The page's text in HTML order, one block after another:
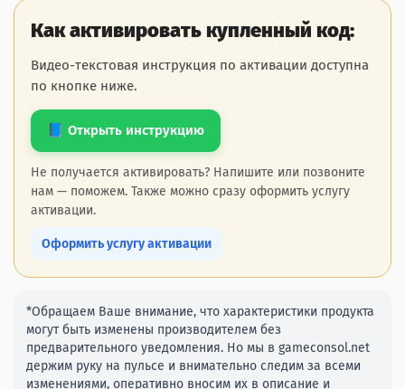
Как активировать купленный код:
Видео-текстовая инструкция по активации доступна
по кнопке ниже.
📘 Открыть инструкцию
Не получается активировать? Напишите или позвоните
нам — поможем. Также можно сразу оформить услугу
активации.
Оформить услугу активации
*Обращаем Ваше внимание, что характеристики продукта
могут быть изменены производителем без
предварительного уведомления. Но мы в gameconsol.net
держим руку на пульсе и внимательно следим за всеми
изменениями, оперативно вносим их в описание и